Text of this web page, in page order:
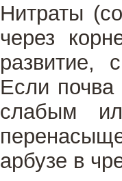
Нитраты
через
развитие,
Если
слабым
арбузе в